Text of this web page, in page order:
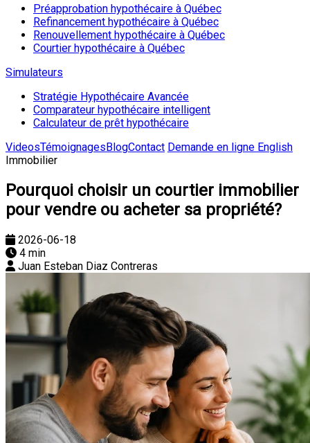
Préapprobation hypothécaire à Québec
Refinancement hypothécaire à Québec
Renouvellement hypothécaire à Québec
Courtier hypothécaire à Québec
Simulateurs
Stratégie Hypothécaire Avancée
Comparateur hypothécaire intelligent
Calculateur de prêt hypothécaire
VideosTémoignagesBlogContact Demande en ligne English
Immobilier
Pourquoi choisir un courtier immobilier
pour vendre ou acheter sa propriété?
2026-06-18
4 min
Juan Esteban Diaz Contreras